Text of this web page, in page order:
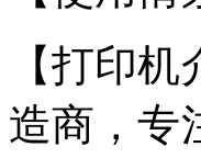
【打印
造商，专